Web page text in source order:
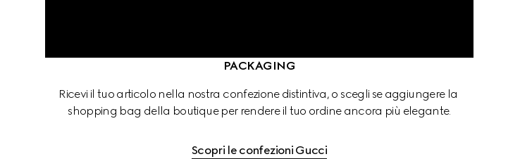
PACKAGING
Ricevi il tuo articolo nella nostra confezione distintiva, o scegli se aggiungere la
shopping bag della boutique per rendere il tuo ordine ancora più elegante.
Scopri le confezioni Gucci